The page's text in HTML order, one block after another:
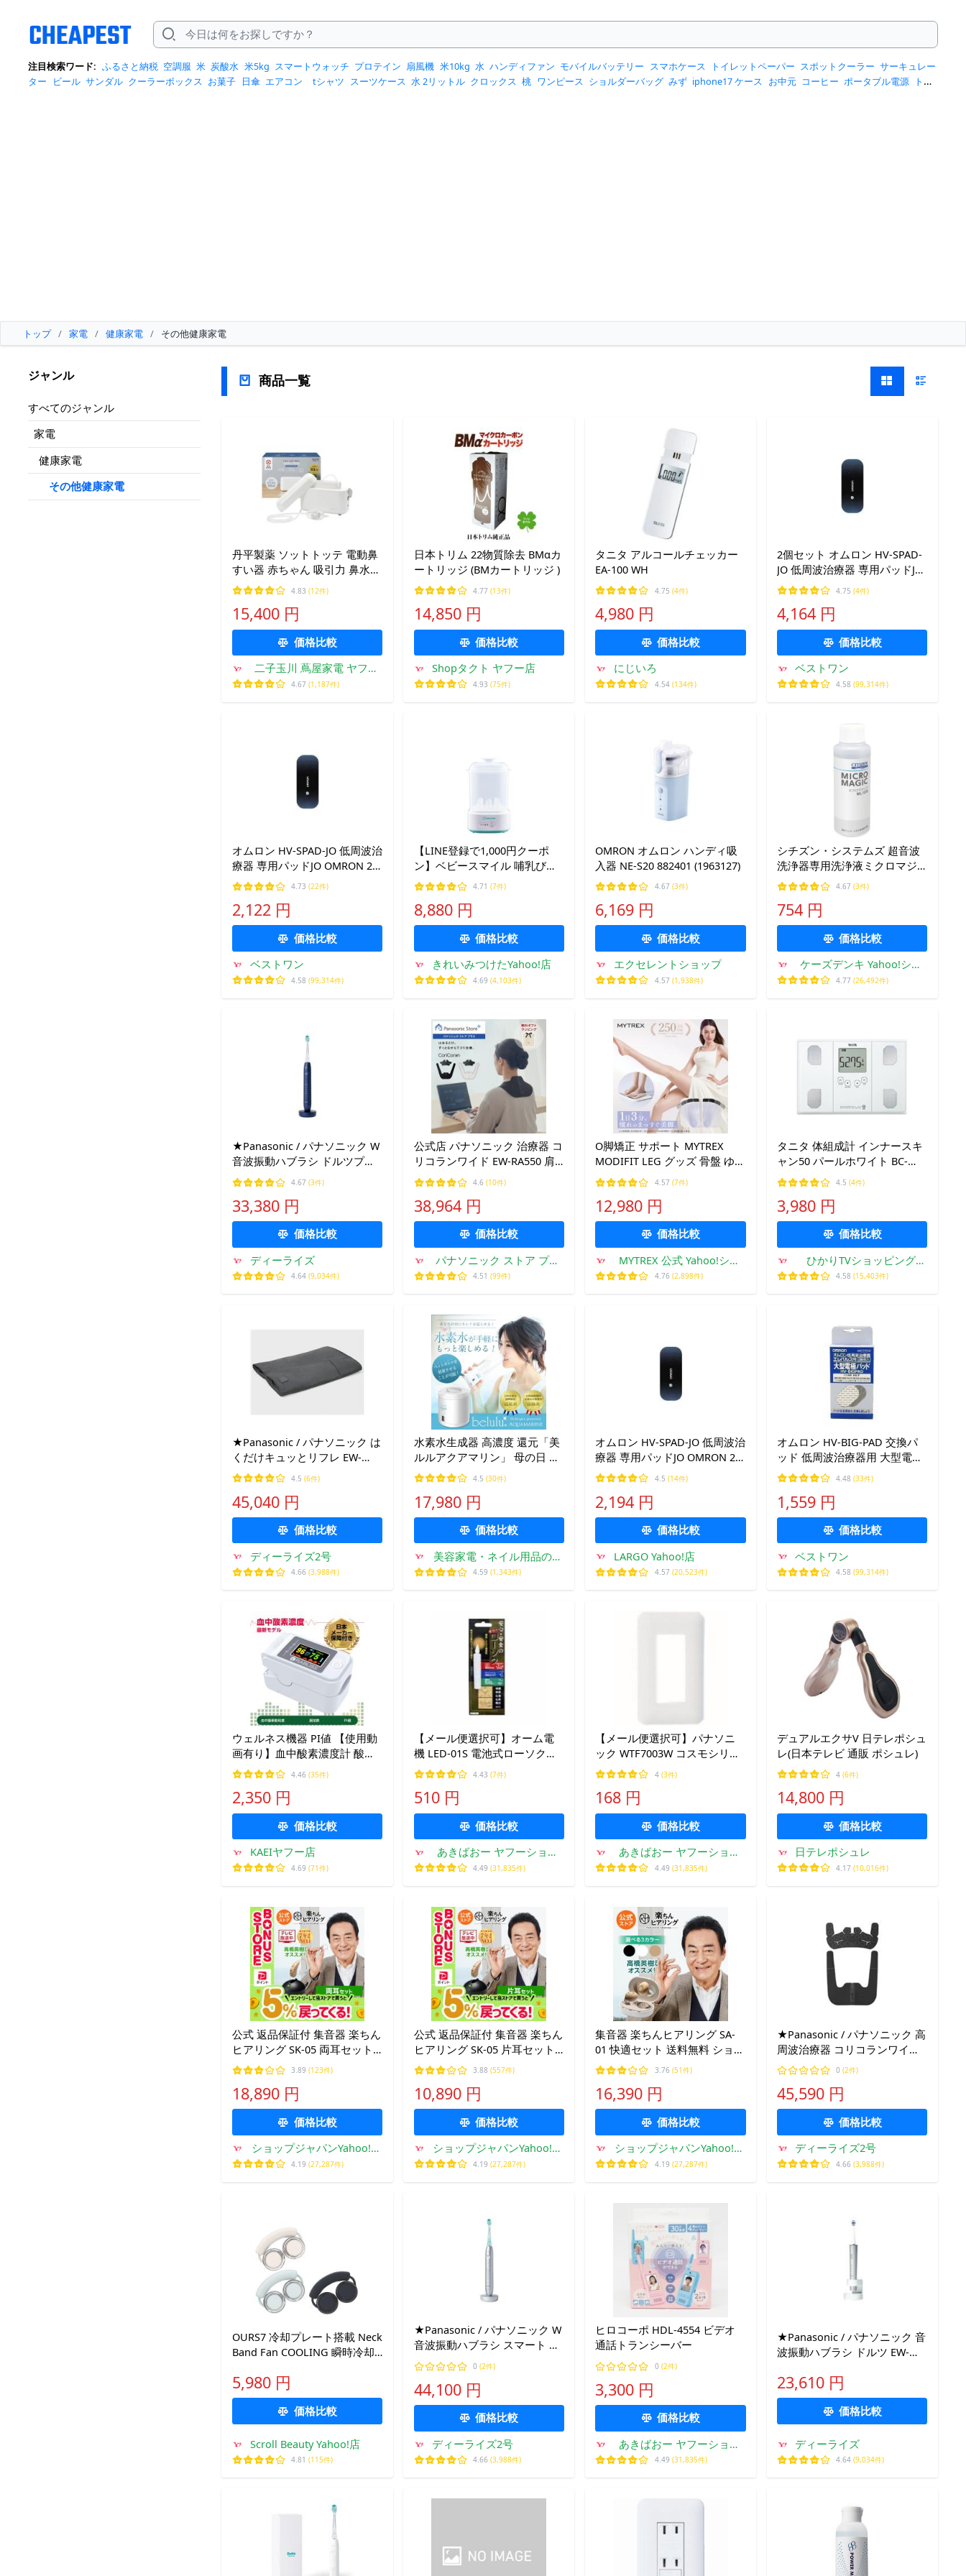
注目検索ワード: ふるさと納税 空調服 米 炭酸水 米5kg スマートウォッチ プロテイン 扇風機 米10kg 水 ハンディファン モバイルバッテリー スマホケース トイレットペーパー スポットクーラー サーキュレー
ター
ビール サンダル クーラーボックス お菓子 日傘 エアコン tシャツ スーツケース 水 2リットル クロックス 桃 ワンピース ショルダーバッグ みず iphone17 ケース お中元 コーヒー ポータブル電源
トー
トップ / 家電 / 健康家電 / その他健康家電
ジャンル
すべてのジャンル
家電
健康家電
その他健康家電
商品一覧
丹平製薬 ソットトッテ 電動鼻
すい器 赤ちゃん 吸引力 鼻水
ギフト 電動 電動鼻吸い器 電動
鼻水吸引器 ベビー 鼻水トッ
テ
4.83 (12件)
15,400 円
価格比較
二子玉川 蔦屋家電 ヤフー
店
4.67 (1,187件)
日本トリム 22物質除去 BMαカ
ートリッジ (BMカートリッジ )
4.77 (13件)
14,850 円
価格比較
Shopタクト ヤフー店
4.93 (75件)
タニタ アルコールチェッカー
EA-100 WH
4.75 (4件)
4,980 円
価格比較
にじいろ
4.54(134件)
2個セット オムロン HV-SPAD-
JO 低周波治療器 専用パッドJO
OMRON 2枚入4.75 (4件)
4,164 円
価格比較
ベストワン
4.58 (99,314件)
オムロン HV-SPAD-JO 低周波治
療器 専用パッドJO OMRON 2
枚入
4.73 (22件)
2,122 円
価格比較
ベストワン
4.58 (99,314件)
【LINE登録で1,000円クーポ
ン】ベビースマイル 哺乳びん
スチーム除菌 乾燥器 イージー
クリーン E-802 除菌効果99.9%
以上 Baby Smile 正規品 ギフト
可
4.71 (7件)
8,880 円
価格比較
きれいみつけたYahoo!店
4.69 (4,103件)
OMRON オムロン ハンディ吸
入器 NE-S20 882401 (1963127)
4.67 (3件)
6,169 円
価格比較
エクセレントショップ
4.57 (1,938件)
シチズン・システムズ 超音波
洗浄器専用洗浄液ミクロマジ
ック WL100
4.67 (3件)
754 円
価格比較
ケーズデンキ Yahoo!ショ
ップ
4.77 (26,492件)
★Panasonic / パナソニック W
音波振動ハブラシ ドルツプレ
ミアム EW-DP58-A [ディープブ
ルー]【電動歯ブラシ】【送料
無料】
4.67 (3件)
33,380 円
価格比較
ディーライズ
4.64 (9,034件)
公式店 パナソニック 治療器 コ
リコランワイド EW-RA550 肩
マッサージャー
4.6 (10件)
38,964 円
価格比較
パナソニック ストア プラ
ス Yahoo!店
4.51 (99件)
O脚矯正 サポート MYTREX
MODIFIT LEG グッズ 骨盤 ゆが
み お尻 筋肉 トレーニング エ
クササイズ 男女 マイトレック
ス モディフィット レッグ
4.57 (7件)
12,980 円
価格比較
MYTREX 公式 Yahoo!ショ
ッピング店
4.76 (2,898件)
タニタ 体組成計 インナースキ
ャン50 パールホワイト BC-
314-WH
4.5 (4件)
3,980 円
価格比較
ひかりTVショッピング
Yahoo!店
4.58 (15,403件)
★Panasonic / パナソニック は
くだけキュッとリフレ EW-
RA192-H [ダークグレー]【マッ
サージ器】【送料無料】
4.5 (6件)
45,040 円
価格比較
ディーライズ2号
4.66 (3,988件)
水素水生成器 高濃度 還元「美
ルルアクアマリン」 母の日 敬
老の日 プレゼント 水分補給 持
ち運び ペットボトル付 電解法
安心安全 belulu 正規品 1年間
保証付
4.5 (30件)
17,980 円
価格比較
美容家電・ネイル用品の綺
麗堂
4.59 (1,343件)
オムロン HV-SPAD-JO 低周波治
療器 専用パッドJO OMRON 2
枚入
4.5 (14件)
2,194 円
価格比較
LARGO Yahoo!店
4.57 (20,523件)
オムロン HV-BIG-PAD 交換パ
ッド 低周波治療器用 大型電極
パッド エレパルス用 2組4枚入
4.48 (33件)
1,559 円
価格比較
ベストワン
4.58 (99,314件)
ウェルネス機器 PI値 【使用動
画有り】血中酸素濃度計 酸素
飽和度測定器 脈拍計 酸素飽和
度 指脈拍 血中酸素濃度測定器
酸素濃度計 医療機器ではあり
ません!!
4.46 (35件)
2,350 円
価格比較
KAEIヤフー店
4.69 (71件)
【メール便選択可】オーム電
機 LED-01S 電池式ローソク
80mm 07-77314.43 (7件)
510 円
価格比較
あきばおー ヤフーショッ
プ
4.49 (31,835件)
【メール便選択可】パナソニ
ック WTF7003W コスモシリー
ズワイド21 コンセントプレー
ト 3コ用 ホワイト Panasonic
4(3件)
168 円
価格比較
あきばおー ヤフーショッ
プ
4.49 (31,835件)
デュアルエクサV 日テレポシュ
レ(日本テレビ 通販 ポシュレ)
4 (6件)
14,800 円
価格比較
日テレポシュレ
4.17 (10,016件)
公式 返品保証付 集音器 楽ちん
ヒアリング SK-05 両耳セット
ショップジャパン 正規品 草笛
光子さん、高橋英樹さんおす
すめ 充電式 耳掛け式
3.89 (123件)
18,890 円
価格比較
ショップジャパンYahoo!シ
ョッピング店
4.19 (27,287件)
公式 返品保証付 集音器 楽ちん
ヒアリング SK-05 片耳セット
ショップジャパン 正規品 草笛
光子さん、高橋英樹さんおす
すめ 充電式 耳掛け式
3.88 (557件)
10,890 円
価格比較
ショップジャパンYahoo!シ
ョッピング店
4.19 (27,287件)
集音器 楽ちんヒアリング SA-
01 快適セット 送料無料 ショッ
プジャパン 正規品 草笛光子さ
ん、高橋英樹さんおすすめ 充
電式 耳穴型 TV通販 軽量 新色
登場！
3.76 (51件)
16,390 円
価格比較
ショップジャパンYahoo!シ
ョッピング店
4.19 (27,287件)
★Panasonic / パナソニック 高
周波治療器 コリコランワイド
３Ｄ（肩専用）コリコランワ
イド3D EW-RA560-K [ブラック]
【低周波治療器・電気治療
器】【送料無料】
0 (2件)
45,590 円
価格比較
ディーライズ2号
4.66 (3,988件)
OURS7 冷却プレート搭載 Neck
Band Fan COOLING 瞬時冷却
フト可
5,980 円
価格比較
Scroll Beauty Yahoo!店
4.81 (115件)
★Panasonic / パナソニック W
音波振動ハブラシ スマート ド
ルツプレミアム EW-DT88-S [シ
ルバー]【電動歯ブラシ】【送
料無料】
0 (2件)
44,100 円
価格比較
ディーライズ2号
4.66 (3,988件)
ヒロコーポ HDL-4554 ビデオ
通話トランシーバー
0 (2件)
3,300 円
価格比較
あきばおー ヤフーショッ
プ
4.49 (31,835件)
★Panasonic / パナソニック 音
波振動ハブラシ ドルツ EW-
ラシ】【送料無料】
23,610 円
価格比較
ディーライズ
4.64 (9,034件)